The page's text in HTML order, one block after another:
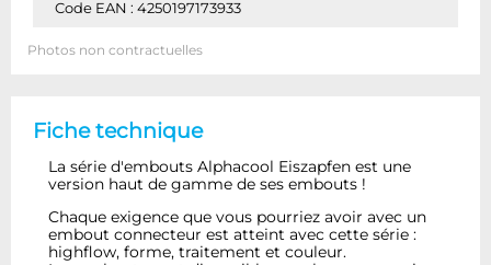
Code EAN : 4250197173933
Photos non contractuelles
Fiche technique
La série d'embouts Alphacool Eiszapfen est une
version haut de gamme de ses embouts !
Chaque exigence que vous pourriez avoir avec un
embout connecteur est atteint avec cette série :
highflow, forme, traitement et couleur.